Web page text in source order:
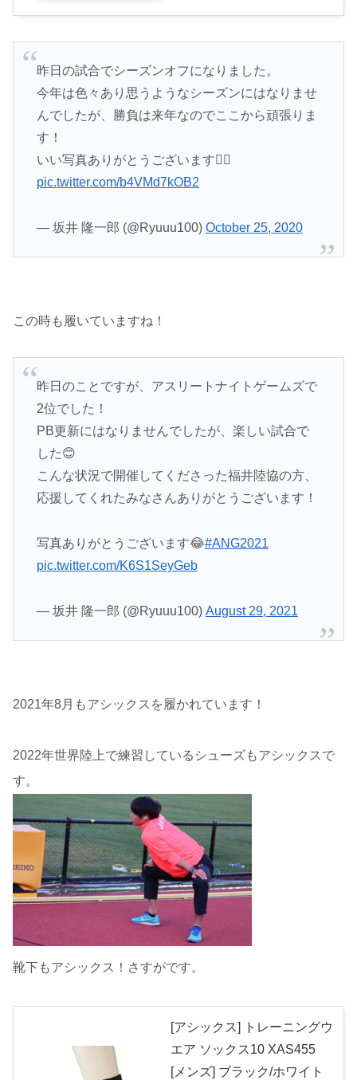
昨日の試合でシーズンオフになりました。
今年は色々あり思うようなシーズンにはなりませ
んでしたが、勝負は来年なのでここから頑張りま
す！
いい写真ありがとうございます🙇‍♂️
pic.twitter.com/b4VMd7kOB2
— 坂井 隆一郎 (@Ryuuu100) October 25, 2020
この時も履いていますね！
昨日のことですが、アスリートナイトゲームズで
2位でした！
PB更新にはなりませんでしたが、楽しい試合で
した😊
こんな状況で開催してくださった福井陸協の方、
応援してくれたみなさんありがとうございます！
写真ありがとうございます😂#ANG2021
pic.twitter.com/K6S1SeyGeb
— 坂井 隆一郎 (@Ryuuu100) August 29, 2021
2021年8月もアシックスを履かれています！
2022年世界陸上で練習しているシューズもアシックスで
す。
靴下もアシックス！さすがです。
[アシックス] トレーニングウ
エア ソックス10 XAS455
[メンズ] ブラック/ホワイト